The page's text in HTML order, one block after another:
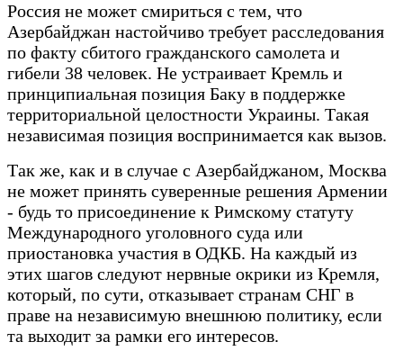
Россия не может смириться с тем, что
Азербайджан настойчиво требует расследования
по факту сбитого гражданского самолета и
гибели 38 человек. Не устраивает Кремль и
принципиальная позиция Баку в поддержке
территориальной целостности Украины. Такая
независимая позиция воспринимается как вызов.
Так же, как и в случае с Азербайджаном, Москва
не может принять суверенные решения Армении
- будь то присоединение к Римскому статуту
Международного уголовного суда или
приостановка участия в ОДКБ. На каждый из
этих шагов следуют нервные окрики из Кремля,
который, по сути, отказывает странам СНГ в
праве на независимую внешнюю политику, если
та выходит за рамки его интересов.